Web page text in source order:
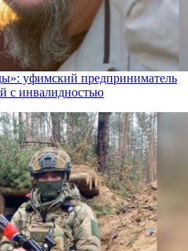
уфимский предприниматель
с инвалидностью